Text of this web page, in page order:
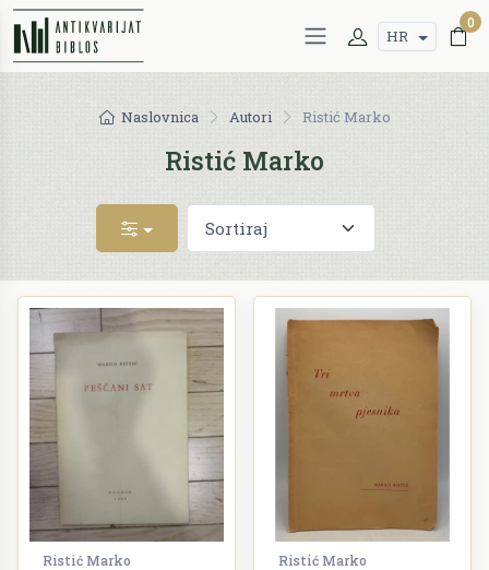
HR
0
Naslovnica Autori Ristić Marko
Ristić Marko
Ristić Marko Ristić Marko